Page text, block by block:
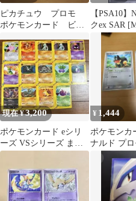
ピカチュウ プロモ
ポケモンカード ビル
語版
【PSA10
クex SAR
現在 ¥3,200
ポケモンカード eシリ
ーズ VSシリーズ まと
め売り プロモ 12枚セッ
¥ 1,444
ポケモンカ
ナルド プ
ラティアス